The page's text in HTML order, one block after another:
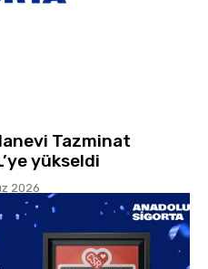
Tazminat
yükseldi
2026